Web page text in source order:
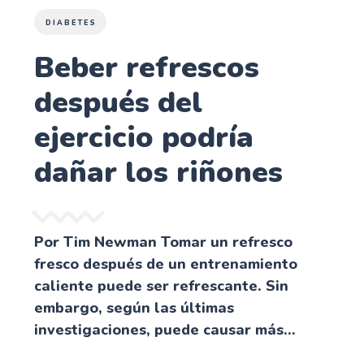
DIABETES
Beber refrescos
después del
ejercicio podría
dañar los riñones
Por Tim Newman Tomar un refresco
fresco después de un entrenamiento
caliente puede ser refrescante. Sin
embargo, según las últimas
investigaciones, puede causar más...